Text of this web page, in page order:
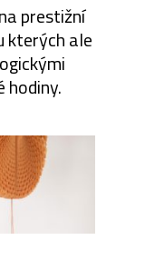
prestižní
kterých ale
hodiny.